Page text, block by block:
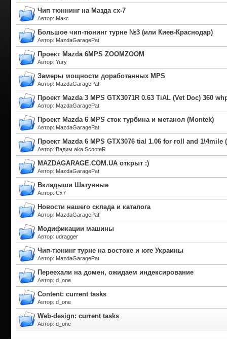
Чип тюннинг на Мазда сх-7
Автор: Макс
Большое чип-тюнинг турне №3 (или Киев-Краснодар)
Автор: MazdaGaragePat
Проект Mazda 6MPS ZOOMZOOM
Автор: Yury
Замеры мощности доработанных MPS
Автор: MazdaGaragePat
Проект Mazda 3 MPS GTX3071R 0.63 TiAL (Vet Doc) 360
Автор: MazdaGaragePat
Проект Mazda 6 MPS сток турбина и метанол (Montek)
Автор: MazdaGaragePat
Проект Mazda 6 MPS GTX3076 tial 1.06 for roll and 1\4mile
Автор: Вадим aka ScooteR
MAZDAGARAGE.COM.UA открыт :)
Автор: MazdaGaragePat
Вкладыши Шатунные
Автор: Cx7
Новости нашего склада и каталога
Автор: MazdaGaragePat
Модификации машины
Автор: udragger
Чип-тюнинг турне на востоке и юге Украины
Автор: MazdaGaragePat
Переехали на домен, ожидаем индексирование
Автор: d_one
Content: current tasks
Автор: d_one
Web-design: current tasks
Автор: d_one